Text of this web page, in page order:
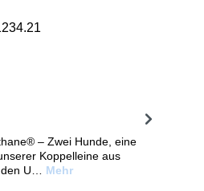
– Zwei Hunde, eine
Koppelleine aus
U… Mehr